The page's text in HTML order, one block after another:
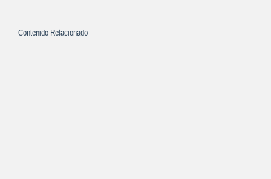
Contenido Relacionado